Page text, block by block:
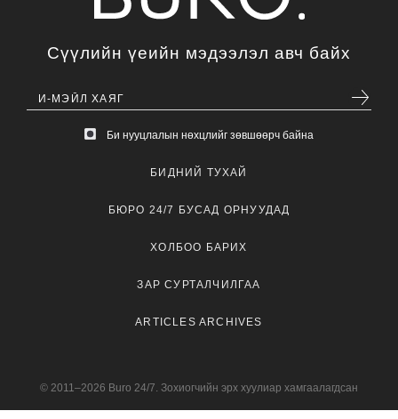
Сүүлийн үеийн мэдээлэл авч байх
Би нууцлалын нөхцлийг зөвшөөрч байна
БИДНИЙ ТУХАЙ
БЮРО 24/7 БУСАД ОРНУУДАД
ХОЛБОО БАРИХ
ЗАР СУРТАЛЧИЛГАА
ARTICLES ARCHIVES
© 2011–2026 Buro 24/7. Зохиогчийн эрх хуулиар хамгаалагдсан